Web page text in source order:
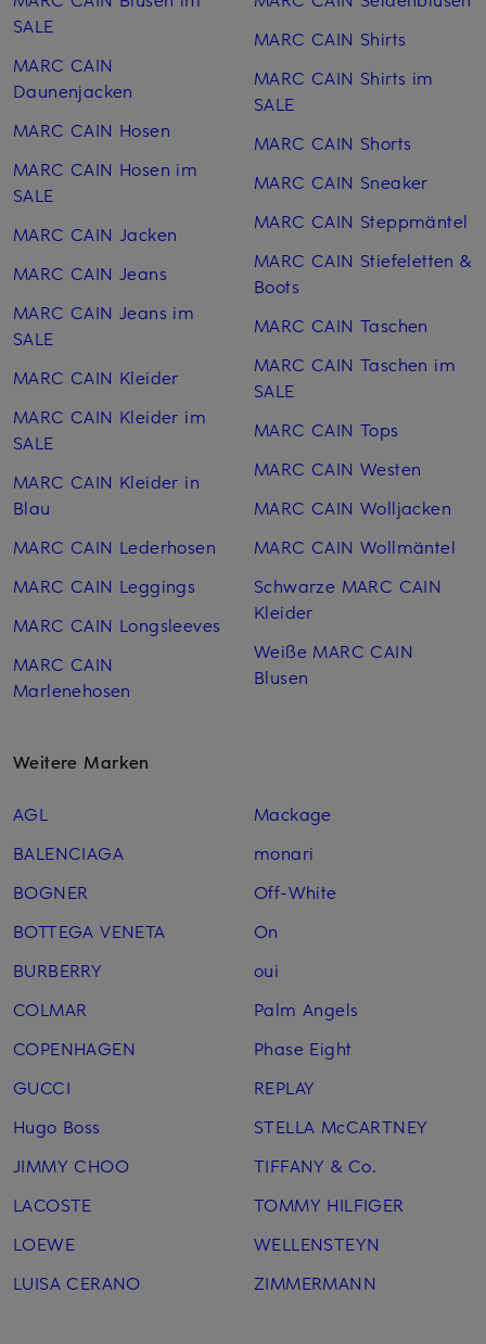
SALE
MARC CAIN
Daunenjacken
MARC CAIN Hosen
MARC CAIN Hosen im
SALE
MARC CAIN Jacken
MARC CAIN Jeans
MARC CAIN Jeans im
SALE
MARC CAIN Kleider
MARC CAIN Kleider im
SALE
MARC CAIN Kleider in
Blau
MARC CAIN Lederhosen
MARC CAIN Leggings
MARC CAIN Longsleeves
MARC CAIN
Marlenehosen
MARC CAIN Shirts
MARC CAIN Shirts im
SALE
MARC CAIN Shorts
MARC CAIN Sneaker
MARC CAIN Steppmäntel
MARC CAIN Stiefeletten &
Boots
MARC CAIN Taschen
MARC CAIN Taschen im
SALE
MARC CAIN Tops
MARC CAIN Westen
MARC CAIN Woll­jacken
MARC CAIN Woll­mäntel
Schwarze MARC CAIN
Kleider
Weiße MARC CAIN
Blusen
Weitere Marken
AGL
BALENCIAGA
BOGNER
BOTTEGA VENETA
BURBERRY
COLMAR
COPENHAGEN
GUCCI
Hugo Boss
JIMMY CHOO
LACOSTE
LOEWE
LUISA CERANO
Mackage
monari
Off-White
On
oui
Palm Angels
Phase Eight
REPLAY
STELLA McCARTNEY
TIFFANY & Co.
TOMMY HILFIGER
WELLENSTEYN
ZIMMERMANN